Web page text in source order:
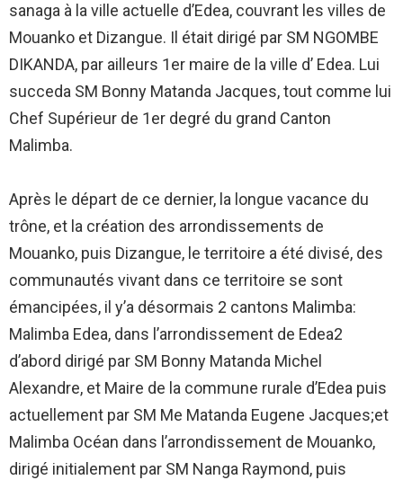
sanaga à la ville actuelle d’Edea, couvrant les villes de
Mouanko et Dizangue. Il était dirigé par SM NGOMBE
DIKANDA, par ailleurs 1er maire de la ville d’ Edea. Lui
succeda SM Bonny Matanda Jacques, tout comme lui
Chef Supérieur de 1er degré du grand Canton
Malimba.
Après le départ de ce dernier, la longue vacance du
trône, et la création des arrondissements de
Mouanko, puis Dizangue, le territoire a été divisé, des
communautés vivant dans ce territoire se sont
émancipées, il y’a désormais 2 cantons Malimba:
Malimba Edea, dans l’arrondissement de Edea2
d’abord dirigé par SM Bonny Matanda Michel
Alexandre, et Maire de la commune rurale d’Edea puis
actuellement par SM Me Matanda Eugene Jacques;et
Malimba Océan dans l’arrondissement de Mouanko,
dirigé initialement par SM Nanga Raymond, puis